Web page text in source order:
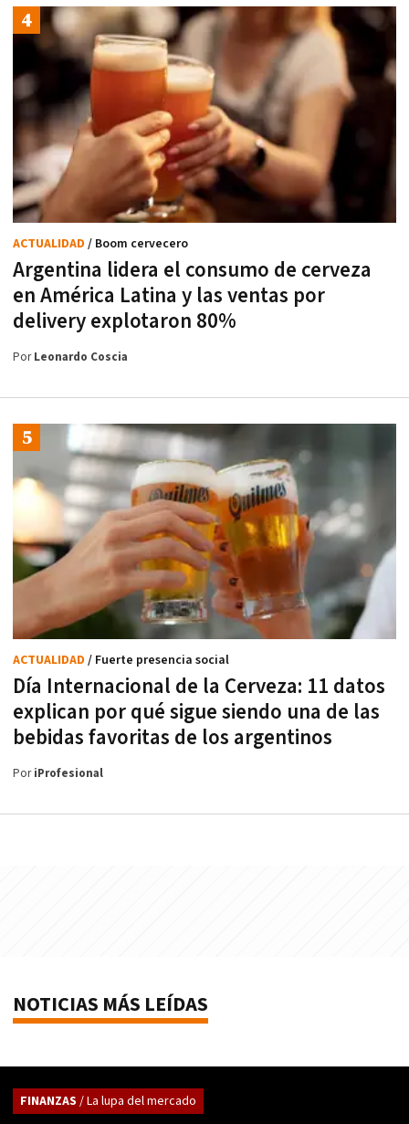
Argentina lidera el consumo de cerveza
en América Latina y las ventas por
delivery explotaron 80%
ACTUALIDAD / Boom cervecero
PorLeonardo Coscia
Día Internacional de la Cerveza: 11 datos
explican por qué sigue siendo una de las
bebidas favoritas de los argentinos
ACTUALIDAD / Fuerte presencia social
PoriProfesional
NOTICIAS MÁS LEÍDAS
FINANZAS / La lupa del mercado